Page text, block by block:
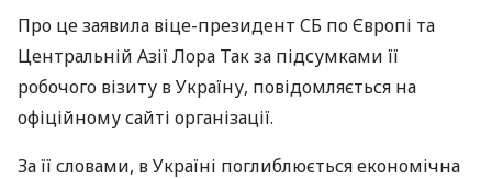
Про це заявила віце-президент СБ по Європі та
Центральній Азії Лора Так за підсумками її
робочого візиту в Україну, повідомляється на
офіційному сайті організації.
За її словами, в Україні поглиблюється економічна